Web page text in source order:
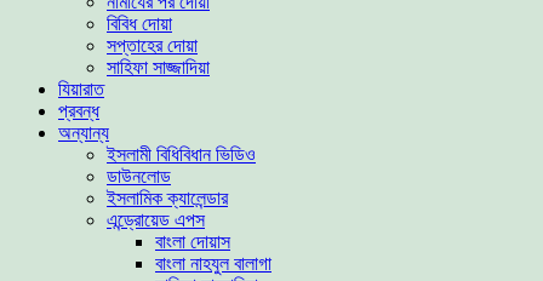
বিবিধ দোয়া
সপ্তাহের দোয়া
সাহিফা সাজ্জাদিয়া
যিয়ারাত
প্রবন্ধ
অন্যান্য
ইসলামী বিধিবিধান ভিডিও
ডাউনলোড
ইসলামিক ক্যালেন্ডার
এন্ড্রোয়েড এপস
বাংলা দোয়াস
বাংলা নাহযুল বালাগা